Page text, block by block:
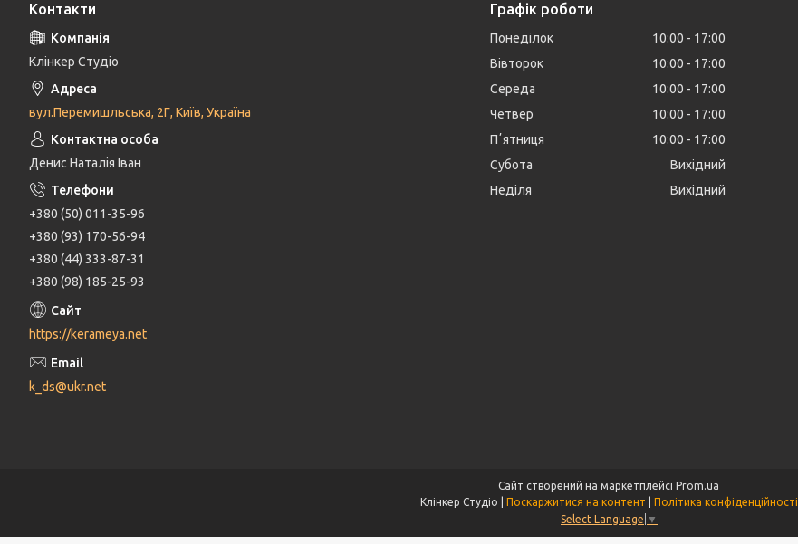
Контакти
Клінкер Студіо
вул.Перемишльська, 2Г, Київ, Україна
Денис Наталія Іван
+380 (50) 011-35-96
+380 (93) 170-56-94
+380 (44) 333-87-31
+380 (98) 185-25-93
https://kerameya.net
k_ds@ukr.net
Графік роботи
Понеділок 10:00
17:00
Вівторок
10:00
17:00
Середа
10:00
17:00
Четвер
10:00
17:00
Пʼятниця
10:00
17:00
Субота
Вихідний
Неділя
Вихідний
Сайт створений на маркетплейсі Prom.ua
Поскаржитися на контент
Політика конфіденційності
Select Language ▼